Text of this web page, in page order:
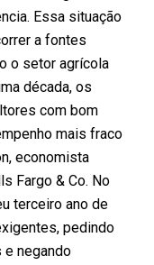
Essa situação
a fontes
o setor agrícola
década, os
com bom
mais fraco
economista
Fargo & Co. No
terceiro ano de
pedindo
e negando